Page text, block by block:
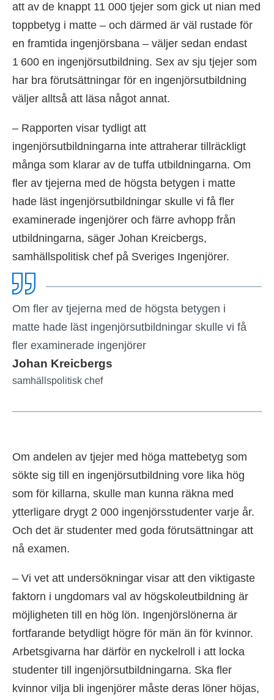
att av de knappt 11 000 tjejer som gick ut nian med
toppbetyg i matte – och därmed är väl rustade för
en framtida ingenjörsbana – väljer sedan endast
1 600 en ingenjörsutbildning. Sex av sju tjejer som
har bra förutsättningar för en ingenjörsutbildning
väljer alltså att läsa något annat.
– Rapporten visar tydligt att
ingenjörsutbildningarna inte attraherar tillräckligt
många som klarar av de tuffa utbildningarna. Om
fler av tjejerna med de högsta betygen i matte
hade läst ingenjörsutbildningar skulle vi få fler
examinerade ingenjörer och färre avhopp från
utbildningarna, säger Johan Kreicbergs,
samhällspolitisk chef på Sveriges Ingenjörer.
Om fler av tjejerna med de högsta betygen i
matte hade läst ingenjörsutbildningar skulle vi få
fler examinerade ingenjörer
Johan Kreicbergs
samhällspolitisk chef
Om andelen av tjejer med höga mattebetyg som
sökte sig till en ingenjörsutbildning vore lika hög
som för killarna, skulle man kunna räkna med
ytterligare drygt 2 000 ingenjörsstudenter varje år.
Och det är studenter med goda förutsättningar att
nå examen.
– Vi vet att undersökningar visar att den viktigaste
faktorn i ungdomars val av högskoleutbildning är
möjligheten till en hög lön. Ingenjörslönerna är
fortfarande betydligt högre för män än för kvinnor.
Arbetsgivarna har därför en nyckelroll i att locka
studenter till ingenjörsutbildningarna. Ska fler
kvinnor vilja bli ingenjörer måste deras löner höjas,